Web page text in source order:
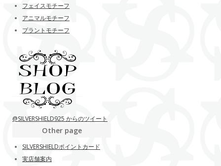
フェイスモチーフ
アニマルモチーフ
プラントモチーフ
@SILVERSHIELD925 からのツイート
Other page
SILVERSHIELDポイントカード
実店舗案内